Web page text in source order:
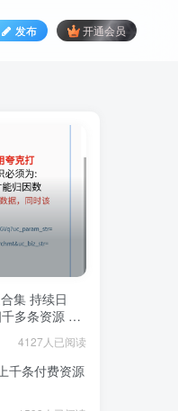
发布 开通会员
集 持续日
多条资源 年
4127人已阅读
千条付费资源